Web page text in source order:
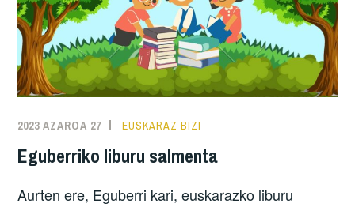
2023 AZAROA 27 EUSKARAZ BIZI
Eguberriko liburu salmenta
Aurten ere, Eguberri kari, euskarazko liburu